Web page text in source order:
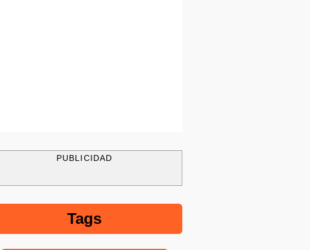
PUBLICIDAD
Tags